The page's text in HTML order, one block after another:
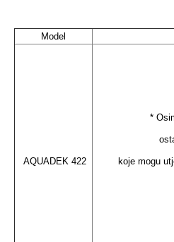
Model
AQUADEK 422
*
koje mogu